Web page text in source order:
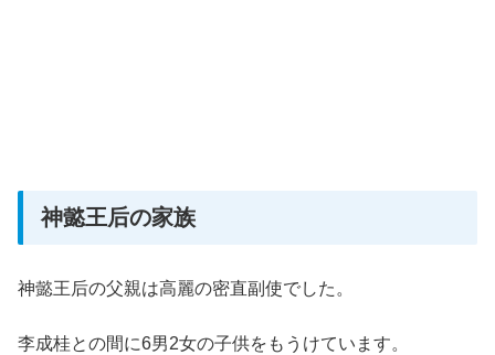
神懿王后の家族
神懿王后の父親は高麗の密直副使でした。
李成桂との間に6男2女の子供をもうけています。